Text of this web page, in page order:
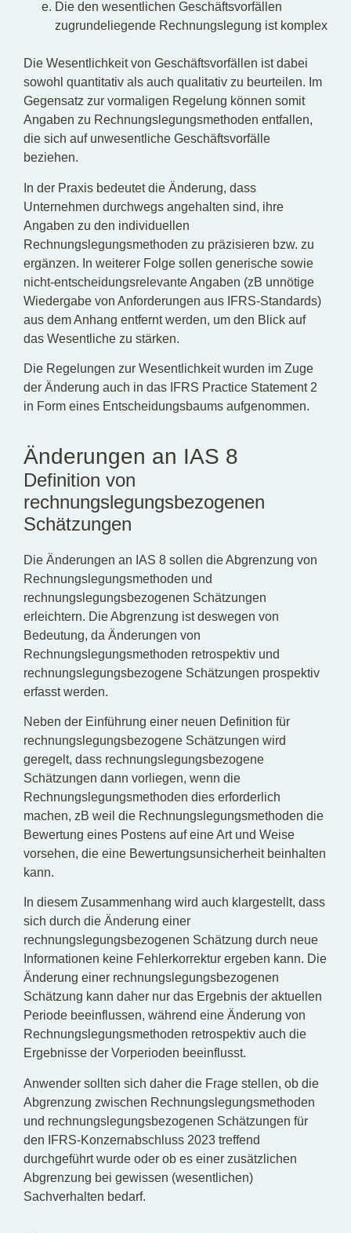
Die den wesentlichen Geschäftsvorfällen
zugrundeliegende Rechnungslegung ist komplex
Die Wesentlichkeit von Geschäftsvorfällen ist dabei
sowohl quantitativ als auch qualitativ zu beurteilen. Im
Gegensatz zur vormaligen Regelung können somit
Angaben zu Rechnungslegungsmethoden entfallen,
die sich auf unwesentliche Geschäftsvorfälle
beziehen.
In der Praxis bedeutet die Änderung, dass
Unternehmen durchwegs angehalten sind, ihre
Angaben zu den individuellen
Rechnungslegungsmethoden zu präzisieren bzw. zu
ergänzen. In weiterer Folge sollen generische sowie
nicht-entscheidungsrelevante Angaben (zB unnötige
Wiedergabe von Anforderungen aus IFRS-Standards)
aus dem Anhang entfernt werden, um den Blick auf
das Wesentliche zu stärken.
Die Regelungen zur Wesentlichkeit wurden im Zuge
der Änderung auch in das IFRS Practice Statement 2
in Form eines Entscheidungsbaums aufgenommen.
Änderungen an IAS 8
Definition von
rechnungslegungsbezogenen
Schätzungen
Die Änderungen an IAS 8 sollen die Abgrenzung von
Rechnungslegungsmethoden und
rechnungslegungsbezogenen Schätzungen
erleichtern. Die Abgrenzung ist deswegen von
Bedeutung, da Änderungen von
Rechnungslegungsmethoden retrospektiv und
rechnungslegungsbezogene Schätzungen prospektiv
erfasst werden.
Neben der Einführung einer neuen Definition für
rechnungslegungsbezogene Schätzungen wird
geregelt, dass rechnungslegungsbezogene
Schätzungen dann vorliegen, wenn die
Rechnungslegungsmethoden dies erforderlich
machen, zB weil die Rechnungslegungsmethoden die
Bewertung eines Postens auf eine Art und Weise
vorsehen, die eine Bewertungsunsicherheit beinhalten
kann.
In diesem Zusammenhang wird auch klargestellt, dass
sich durch die Änderung einer
rechnungslegungsbezogenen Schätzung durch neue
Informationen keine Fehlerkorrektur ergeben kann. Die
Änderung einer rechnungslegungsbezogenen
Schätzung kann daher nur das Ergebnis der aktuellen
Periode beeinflussen, während eine Änderung von
Rechnungslegungsmethoden retrospektiv auch die
Ergebnisse der Vorperioden beeinflusst.
Anwender sollten sich daher die Frage stellen, ob die
Abgrenzung zwischen Rechnungslegungsmethoden
und rechnungslegungsbezogenen Schätzungen für
den IFRS-Konzernabschluss 2023 treffend
durchgeführt wurde oder ob es einer zusätzlichen
Abgrenzung bei gewissen (wesentlichen)
Sachverhalten bedarf.